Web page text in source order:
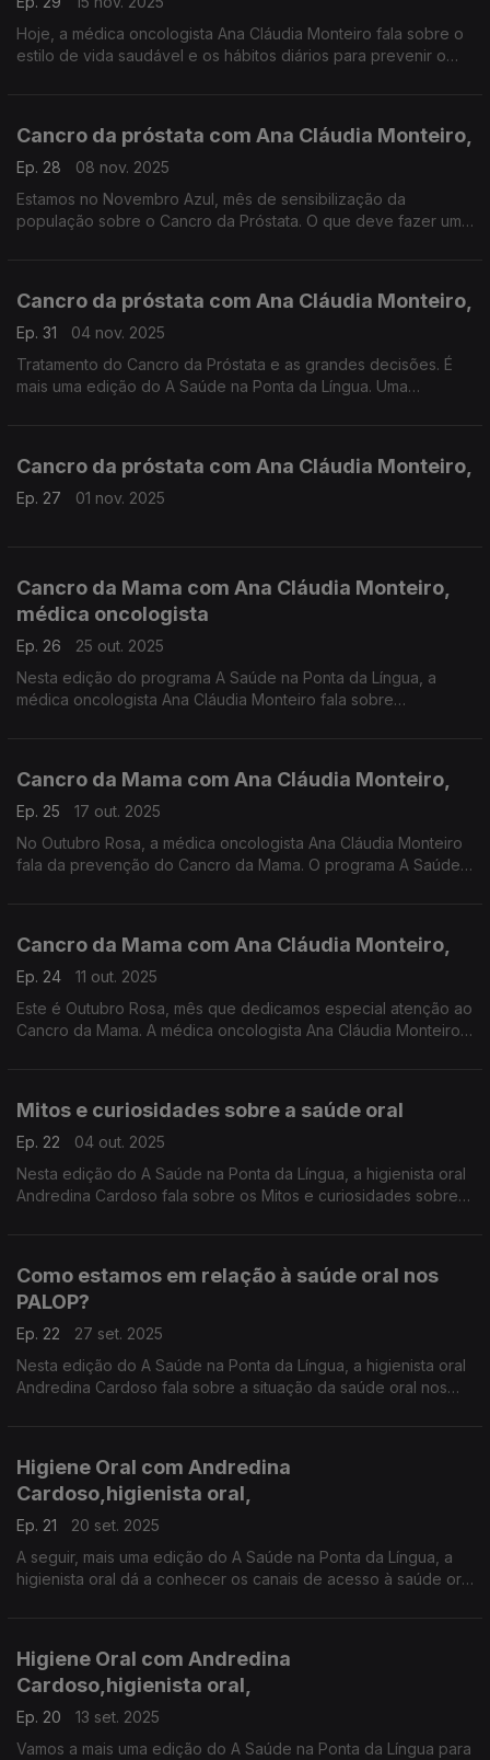
Hoje, a médica oncologista Ana Cláudia Monteiro fala sobre o
estilo de vida saudável e os hábitos diários para prevenir o
Cancro da próstata com Ana Cláudia Monteiro,
Ep. 28
08 nov. 2025
Estamos no Novembro Azul, mês de sensibilização da
população sobre o Cancro da Próstata. O que deve fazer um
Cancro da próstata com Ana Cláudia Monteiro,
Ep. 31
04 nov. 2025
Tratamento do Cancro da Próstata e as grandes decisões. É
mais uma edição do A Saúde na Ponta da Língua. Uma
Cancro da próstata com Ana Cláudia Monteiro,
Ep. 27 01 nov. 2025
Cancro da Mama com Ana Cláudia Monteiro,
médica oncologista
Ep. 26
25 out. 2025
Nesta edição do programa A Saúde na Ponta da Língua, a
médica oncologista Ana Cláudia Monteiro fala sobre
Cancro da Mama com Ana Cláudia Monteiro,
Ep. 25
17 out. 2025
No Outubro Rosa, a médica oncologista Ana Cláudia Monteiro
fala da prevenção do Cancro da Mama. O programa A Saúde
Cancro da Mama com Ana Cláudia Monteiro,
Ep. 24
11 out. 2025
Este é Outubro Rosa, mês que dedicamos especial atenção ao
Cancro da Mama. A médica oncologista Ana Cláudia Monteiro
Mitos e curiosidades sobre a saúde oral
Ep. 22
04 out. 2025
Nesta edição do A Saúde na Ponta da Língua, a higienista oral
Andredina Cardoso fala sobre os Mitos e curiosidades sobre a
Como estamos em relação à saúde oral nos
PALOP?
Ep. 22
27 set. 2025
Nesta edição do A Saúde na Ponta da Língua, a higienista oral
Andredina Cardoso fala sobre a situação da saúde oral nos
Higiene Oral com Andredina
Cardoso,higienista oral,
Ep. 21
20 set. 2025
A seguir, mais uma edição do A Saúde na Ponta da Língua, a
higienista oral dá a conhecer os canais de acesso à saúde oral
Higiene Oral com Andredina
Cardoso,higienista oral,
Ep. 20
13 set. 2025
Vamos a mais uma edição do A Saúde na Ponta da Língua para